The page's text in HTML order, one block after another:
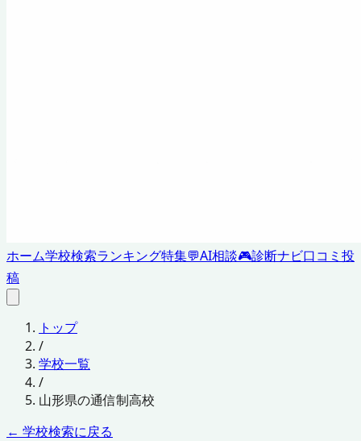
ホーム学校検索ランキング特集💬AI相談🎮診断ナビ口コミ投
稿
トップ
/
学校一覧
/
山形県の通信制高校
← 学校検索に戻る